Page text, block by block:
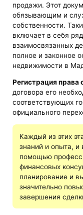
продажи. Этот
обязывающим и
собственности.
включает в себя
взаимосвязанных
полное и законное
недвижимости в
Регистрация права
договора его
соответствующих
официального
Каждый из этих
знаний и опыта, и
помощью
финансовых
планирование и
значительно
завершения